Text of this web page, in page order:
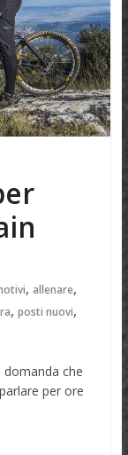
, allenare,
, posti nuovi,
domanda che
per ore